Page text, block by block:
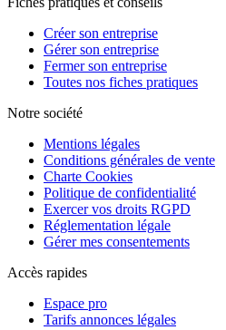
Créer son entreprise
Gérer son entreprise
Fermer son entreprise
Toutes nos fiches pratiques
Notre société
Mentions légales
Conditions générales de vente
Charte Cookies
Politique de confidentialité
Exercer vos droits RGPD
Réglementation légale
Gérer mes consentements
Accès rapides
Espace pro
Tarifs annonces légales